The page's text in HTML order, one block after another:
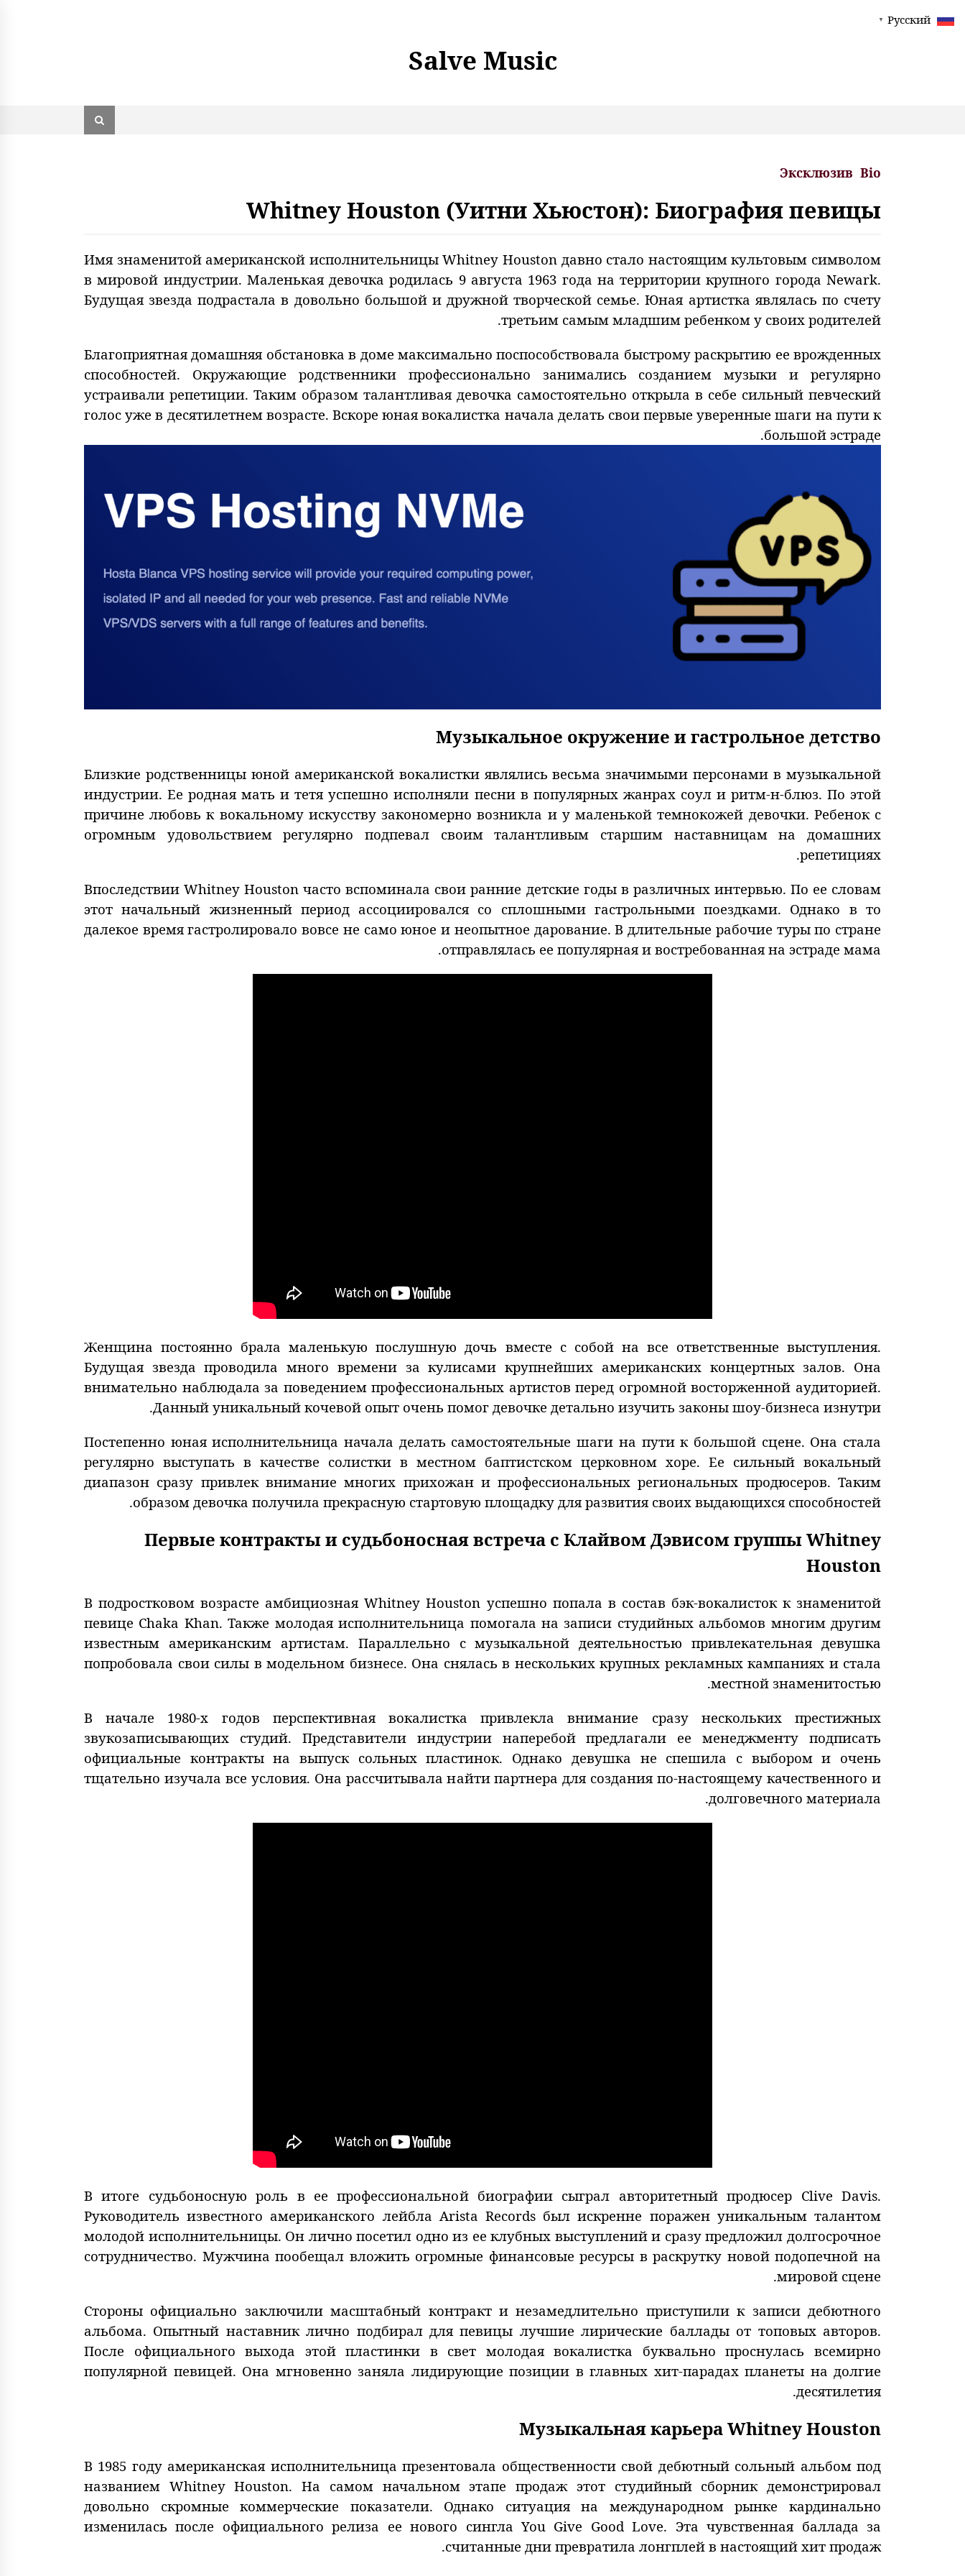
Salve Music
Bio
Эксклюзив
Whitney Houston (Уитни Хьюстон): Биография певицы
Имя знаменитой американской исполнительницы Whitney Houston давно стало настоящим культовым символом
в мировой индустрии. Маленькая девочка родилась 9 августа 1963 года на территории крупного города Newark.
Будущая звезда подрастала в довольно большой и дружной творческой семье. Юная артистка являлась по счету
третьим самым младшим ребенком у своих родителей.
Благоприятная домашняя обстановка в доме максимально поспособствовала быстрому раскрытию ее врожденных
способностей. Окружающие родственники профессионально занимались созданием музыки и регулярно
устраивали репетиции. Таким образом талантливая девочка самостоятельно открыла в себе сильный певческий
голос уже в десятилетнем возрасте. Вскоре юная вокалистка начала делать свои первые уверенные шаги на пути к
большой эстраде.
Музыкальное окружение и гастрольное детство
Близкие родственницы юной американской вокалистки являлись весьма значимыми персонами в музыкальной
индустрии. Ее родная мать и тетя успешно исполняли песни в популярных жанрах соул и ритм-н-блюз. По этой
причине любовь к вокальному искусству закономерно возникла и у маленькой темнокожей девочки. Ребенок с
огромным удовольствием регулярно подпевал своим талантливым старшим наставницам на домашних
репетициях.
Впоследствии Whitney Houston часто вспоминала свои ранние детские годы в различных интервью. По ее словам
этот начальный жизненный период ассоциировался со сплошными гастрольными поездками. Однако в то
далекое время гастролировало вовсе не само юное и неопытное дарование. В длительные рабочие туры по стране
отправлялась ее популярная и востребованная на эстраде мама.
Женщина постоянно брала маленькую послушную дочь вместе с собой на все ответственные выступления.
Будущая звезда проводила много времени за кулисами крупнейших американских концертных залов. Она
внимательно наблюдала за поведением профессиональных артистов перед огромной восторженной аудиторией.
Данный уникальный кочевой опыт очень помог девочке детально изучить законы шоу-бизнеса изнутри.
Постепенно юная исполнительница начала делать самостоятельные шаги на пути к большой сцене. Она стала
регулярно выступать в качестве солистки в местном баптистском церковном хоре. Ее сильный вокальный
диапазон сразу привлек внимание многих прихожан и профессиональных региональных продюсеров. Таким
образом девочка получила прекрасную стартовую площадку для развития своих выдающихся способностей.
Первые контракты и судьбоносная встреча с Клайвом Дэвисом группы Whitney
Houston
В подростковом возрасте амбициозная Whitney Houston успешно попала в состав бэк-вокалисток к знаменитой
певице Chaka Khan. Также молодая исполнительница помогала на записи студийных альбомов многим другим
известным американским артистам. Параллельно с музыкальной деятельностью привлекательная девушка
попробовала свои силы в модельном бизнесе. Она снялась в нескольких крупных рекламных кампаниях и стала
местной знаменитостью.
В начале 1980-х годов перспективная вокалистка привлекла внимание сразу нескольких престижных
звукозаписывающих студий. Представители индустрии наперебой предлагали ее менеджменту подписать
официальные контракты на выпуск сольных пластинок. Однако девушка не спешила с выбором и очень
тщательно изучала все условия. Она рассчитывала найти партнера для создания по-настоящему качественного и
долговечного материала.
В итоге судьбоносную роль в ее профессиональной биографии сыграл авторитетный продюсер Clive Davis.
Руководитель известного американского лейбла Arista Records был искренне поражен уникальным талантом
молодой исполнительницы. Он лично посетил одно из ее клубных выступлений и сразу предложил долгосрочное
сотрудничество. Мужчина пообещал вложить огромные финансовые ресурсы в раскрутку новой подопечной на
мировой сцене.
Стороны официально заключили масштабный контракт и незамедлительно приступили к записи дебютного
альбома. Опытный наставник лично подбирал для певицы лучшие лирические баллады от топовых авторов.
После официального выхода этой пластинки в свет молодая вокалистка буквально проснулась всемирно
популярной певицей. Она мгновенно заняла лидирующие позиции в главных хит-парадах планеты на долгие
десятилетия.
Музыкальная карьера Whitney Houston
В 1985 году американская исполнительница презентовала общественности свой дебютный сольный альбом под
названием Whitney Houston. На самом начальном этапе продаж этот студийный сборник демонстрировал
довольно скромные коммерческие показатели. Однако ситуация на международном рынке кардинально
изменилась после официального релиза ее нового сингла You Give Good Love. Эта чувственная баллада за
считанные дни превратила лонгплей в настоящий хит продаж.
Русский
▼